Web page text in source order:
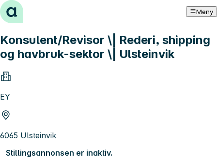
Hopp til innhold Meny
Konsulent/Revisor \| Rederi, shipping
og havbruk-sektor \| Ulsteinvik
EY
6065 Ulsteinvik
Stillingsannonsen er inaktiv.